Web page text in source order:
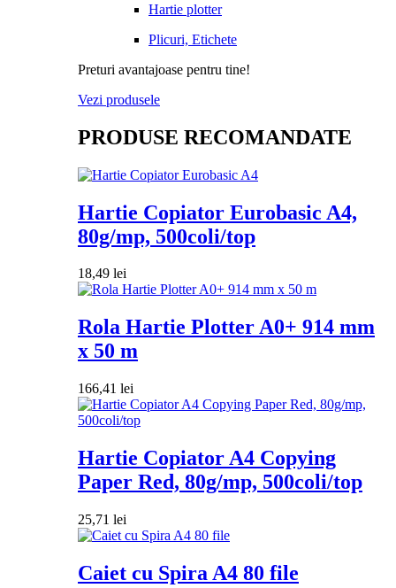
Hartie plotter
Plicuri, Etichete
Preturi avantajoase pentru tine!
Vezi produsele
PRODUSE RECOMANDATE
Hartie Copiator Eurobasic A4,
80g/mp, 500coli/top
18,49 lei
Rola Hartie Plotter A0+ 914 mm
x 50 m
166,41 lei
Hartie Copiator A4 Copying
Paper Red, 80g/mp, 500coli/top
25,71 lei
Caiet cu Spira A4 80 file